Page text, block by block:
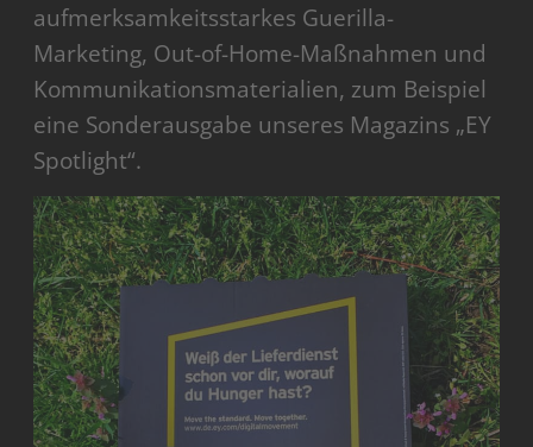
aufmerksamkeitsstarkes Guerilla-
Marketing, Out-of-Home-Maßnahmen und
Kommunikationsmaterialien, zum Beispiel
eine Sonderausgabe unseres Magazins „EY
Spotlight“.